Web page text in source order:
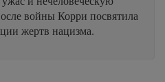
войны Корри посвятила
жертв нацизма.